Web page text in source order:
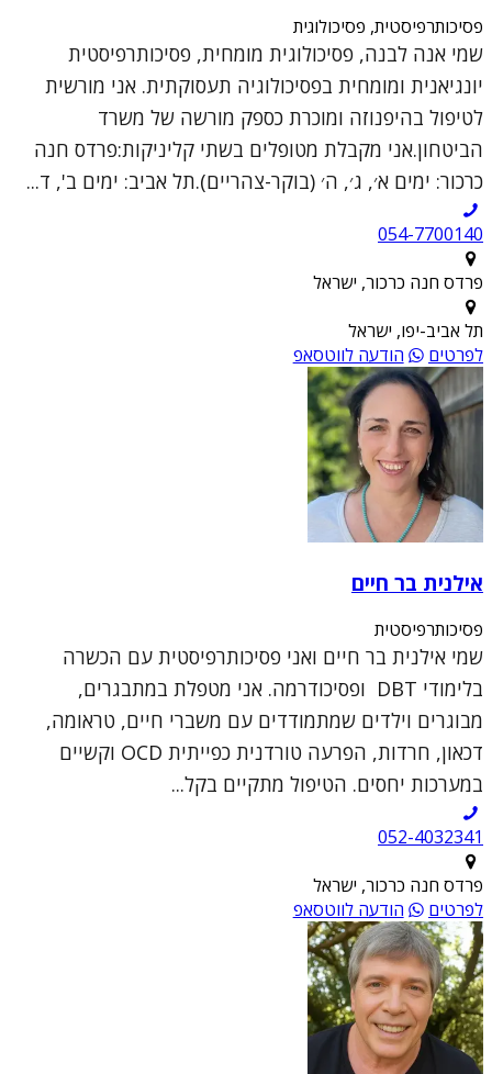
פסיכותרפיסטית, פסיכולוגית
שמי אנה לבנה, פסיכולוגית מומחית, פסיכותרפיסטית
יונגיאנית ומומחית בפסיכולוגיה תעסוקתית. אני מורשית
לטיפול בהיפנוזה ומוכרת כספק מורשה של משרד
הביטחון.אני מקבלת מטופלים בשתי קליניקות:פרדס חנה
כרכור: ימים א׳, ג׳, ה׳ (בוקר-צהריים).תל אביב: ימים ב', ד...
054-7700140
פרדס חנה כרכור, ישראל
תל אביב-יפו, ישראל
לפרטים
הודעה לווטסאפ
אילנית בר חיים
פסיכותרפיסטית
שמי אילנית בר חיים ואני פסיכותרפיסטית עם הכשרה
בלימודי DBT ופסיכודרמה. אני מטפלת במתבגרים,
מבוגרים וילדים שמתמודדים עם משברי חיים, טראומה,
דכאון, חרדות, הפרעה טורדנית כפייתית OCD וקשיים
במערכות יחסים. הטיפול מתקיים בקל...
052-4032341
פרדס חנה כרכור, ישראל
לפרטים
הודעה לווטסאפ